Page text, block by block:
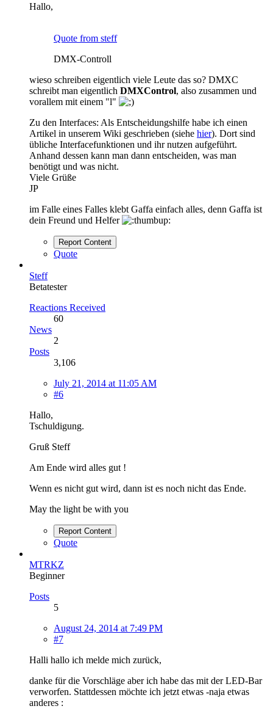
Hallo,
Quote from steff
DMX-Controll
wieso schreiben eigentlich viele Leute das so? DMXC
schreibt man eigentlich DMXControl, also zusammen und
vorallem mit einem "l"
Zu den Interfaces: Als Entscheidungshilfe habe ich einen
Artikel in unserem Wiki geschrieben (siehe hier). Dort sind
übliche Interfacefunktionen und ihr nutzen aufgeführt.
Anhand dessen kann man dann entscheiden, was man
benötigt und was nicht.
Viele Grüße
JP
im Falle eines Falles klebt Gaffa einfach alles, denn Gaffa ist
dein Freund und Helfer
Report Content
Quote
Steff
Betatester
Reactions Received
60
News
2
Posts
3,106
July 21, 2014 at 11:05 AM
#6
Hallo,
Tschuldigung.
Gruß Steff
Am Ende wird alles gut !
Wenn es nicht gut wird, dann ist es noch nicht das Ende.
May the light be with you
Report Content
Quote
MTRKZ
Beginner
Posts
5
August 24, 2014 at 7:49 PM
#7
Halli hallo ich melde mich zurück,
danke für die Vorschläge aber ich habe das mit der LED-Bar
verworfen. Stattdessen möchte ich jetzt etwas -naja etwas
anderes :